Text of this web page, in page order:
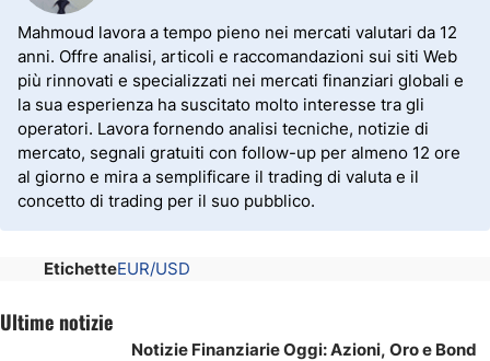
Mahmoud lavora a tempo pieno nei mercati valutari da 12
anni. Offre analisi, articoli e raccomandazioni sui siti Web
più rinnovati e specializzati nei mercati finanziari globali e
la sua esperienza ha suscitato molto interesse tra gli
operatori. Lavora fornendo analisi tecniche, notizie di
mercato, segnali gratuiti con follow-up per almeno 12 ore
al giorno e mira a semplificare il trading di valuta e il
concetto di trading per il suo pubblico.
EtichetteEUR/USD
Ultime notizie
Notizie Finanziarie Oggi: Azioni, Oro e Bond